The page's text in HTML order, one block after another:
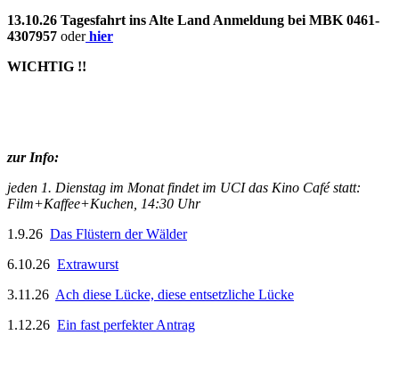
13.10.26 Tagesfahrt ins Alte Land Anmeldung bei MBK 0461-
4307957 oderhier
WICHTIG !!
zur Info:
jeden 1. Dienstag im Monat findet im UCI das Kino Café statt:
Film+Kaffee+Kuchen, 14:30 Uhr
1.9.26 Das Flüstern der Wälder
6.10.26 Extrawurst
3.11.26 Ach diese Lücke, diese entsetzliche Lücke
1.12.26 Ein fast perfekter Antrag